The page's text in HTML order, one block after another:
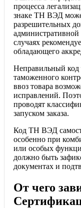
процесса
знаке ТН ВЭД
разрешительных
случаях
обладающего
Неправильный код
таможенного
ввоз товара
исправлений.
проводят
запуском заказа.
Код ТН ВЭД
особенно при
или особых
должно быть
документах и
От чего